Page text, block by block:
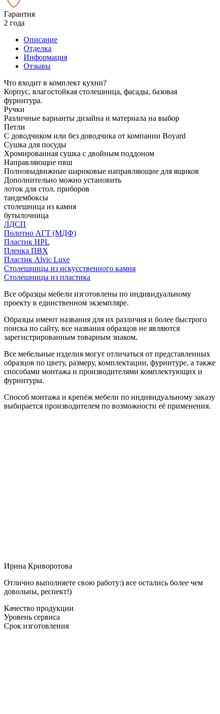
Гарантия
2 года
Описание
Отделка
Информация
Отзывы
Что входит в комплект кухни?
Корпус, влагостойкая столешница, фасады, базовая
фурнитура.
Ручки
Различные варианты дизайна и материала на выбор
Петли
С доводчиком или без доводчика от компании Boyard
Сушка для посуды
Хромированная сушка с двойным поддоном
Направляющие пвш
Полновыдвижные шариковые направляющие для ящиков
Дополнительно можно установить
лоток для стол. приборов
тандембоксы
столешница из камня
бутылочница
ЛДСП
Полотно АГТ (МДФ)
Пластик HPL
Пленка ПВХ
Пластик Alvic Luxe
Столешницы из искусственного камня
Столешницы из пластика
Все образцы мебели изготовлены по индивидуальному
проекту в единственном экземпляре.
Образцы имеют названия для их различия и более быстрого
поиска по сайту, все названия образцов не являются
зарегистрированным товарным знаком.
Все мебельные изделия могут отличаться от представленных
образцов по цвету, размеру, комплектации, фурнитуре, а также
способами монтажа и производителями комплектующих и
фурнитуры.
Способ монтажа и крепёж мебели по индивидуальному заказу
выбирается производителем по возможности её применения.
Ирина Криворотова
Отлично выполняете свою работу:) все остались более чем
довольны, респект!)
Качество продукции
Уровень сервиса
Срок изготовления